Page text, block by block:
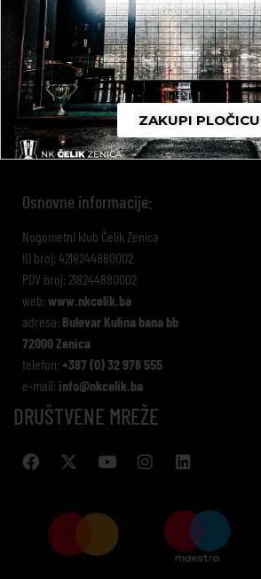
Osnovne informacije:
Nogometni klub Čelik Zenica
ID broj: 4218244880002
PDV broj: 218244880002
web: www.nkcelik.ba
adresa: Bulevar Kulina bana bb
72000 Zenica
telefon: +387 (0) 32 978 555
e-mail: info@nkcelik.ba
DRUŠTVENE MREŽE
ZAKUPI PLOČICU